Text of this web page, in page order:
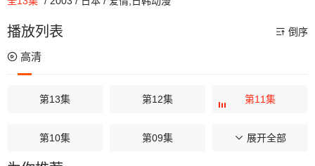
播放列表 倒序
高清
第13集 第12集 第11集
第10集 第09集 第08集
展开全部